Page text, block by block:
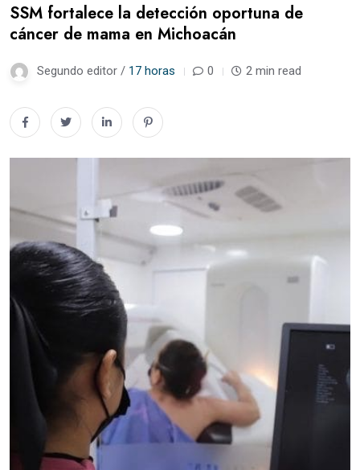
SSM fortalece la detección oportuna de
cáncer de mama en Michoacán
Segundo editor / 17 horas 0 2 min read